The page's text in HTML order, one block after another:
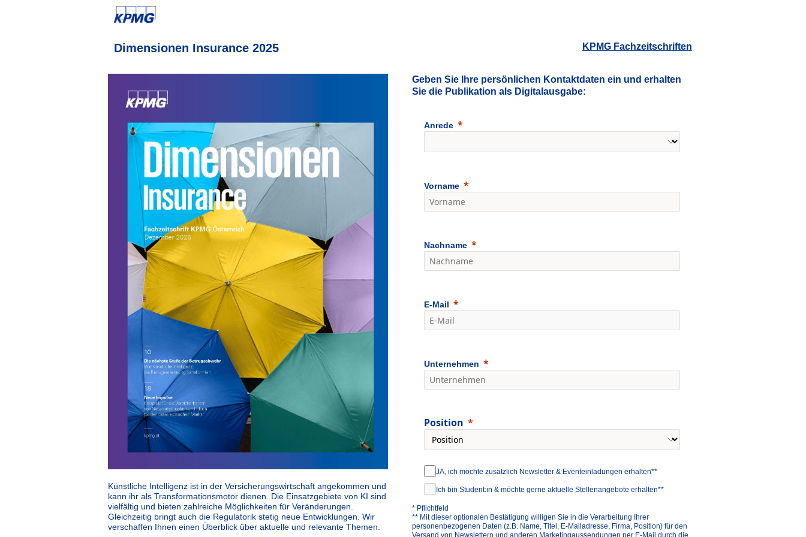
Dimensionen Insurance 2025 KPMG Fachzeitschriften
Künstliche Intelligenz ist in der Versicherungswirtschaft angekommen und
kann ihr als Transformationsmotor dienen. Die Einsatzgebiete von KI sind
vielfältig und bieten zahlreiche Möglichkeiten für Veränderungen.
Gleichzeitig bringt auch die Regulatorik stetig neue Entwicklungen. Wir
verschaffen Ihnen einen Überblick über aktuelle und relevante Themen.
Geben Sie Ihre persönlichen Kontaktdaten ein und erhalten
Sie die Publikation als Digitalausgabe:
Anrede
Vorname
Nachname
E-Mail
Unternehmen
Position
JA, ich möchte zusätzlich Newsletter & Eventeinladungen erhalten**
Ich bin Student:in & möchte gerne aktuelle Stellenangebote erhalten**
* Pflichtfeld
** Mit dieser optionalen Bestätigung willigen Sie in die Verarbeitung Ihrer
personenbezogenen Daten (z.B. Name, Titel, E-Mailadresse, Firma, Position) für den
Versand von Newslettern und anderen Marketingaussendungen per E-Mail durch die